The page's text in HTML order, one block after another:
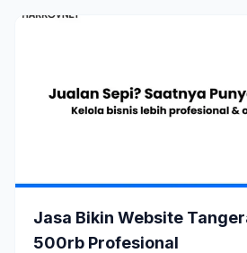
Jasa Bikin Website
500rb Profesional